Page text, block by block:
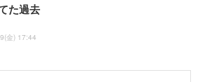
た過去
金) 17:44